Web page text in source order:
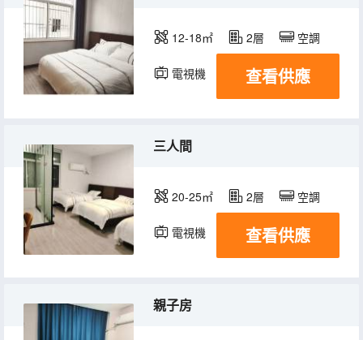
12-18㎡ 2層 空調
電視機 查看供應
三人間
20-25㎡ 2層 空調
電視機 查看供應
親子房